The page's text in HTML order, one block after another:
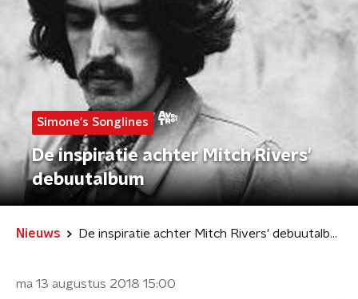
Simone's Songlines
De inspiratie achter Mitch Rivers'
debuutalbum
Nieuws De inspiratie achter Mitch Rivers' debuutalbum
ma 13 augustus 2018 15:00